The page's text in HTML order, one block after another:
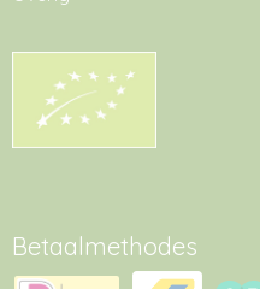
Betaalmethodes